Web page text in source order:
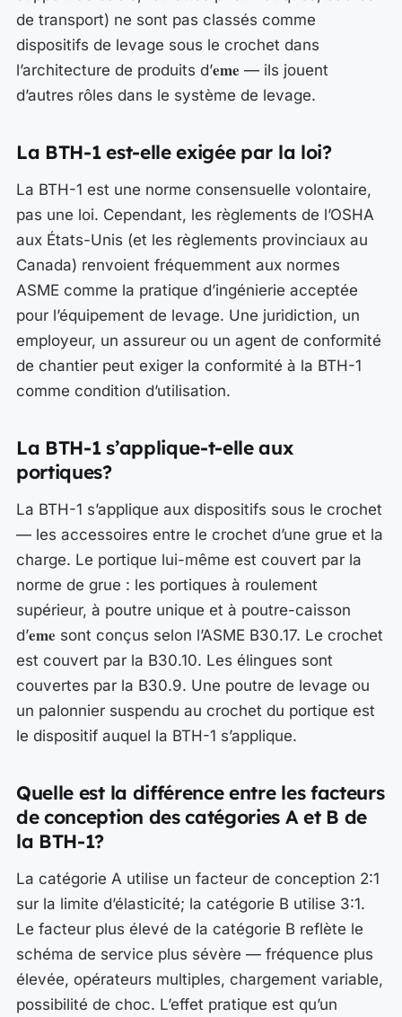
de transport) ne sont pas classés comme
dispositifs de levage sous le crochet dans
l’architecture de produits d’eme — ils jouent
d’autres rôles dans le système de levage.
La BTH-1 est-elle exigée par la loi?
La BTH-1 est une norme consensuelle volontaire,
pas une loi. Cependant, les règlements de l’OSHA
aux États-Unis (et les règlements provinciaux au
Canada) renvoient fréquemment aux normes
ASME comme la pratique d’ingénierie acceptée
pour l’équipement de levage. Une juridiction, un
employeur, un assureur ou un agent de conformité
de chantier peut exiger la conformité à la BTH-1
comme condition d’utilisation.
La BTH-1 s’applique-t-elle aux
portiques?
La BTH-1 s’applique aux dispositifs sous le crochet
— les accessoires entre le crochet d’une grue et la
charge. Le portique lui-même est couvert par la
norme de grue : les portiques à roulement
supérieur, à poutre unique et à poutre-caisson
d’eme sont conçus selon l’ASME B30.17. Le crochet
est couvert par la B30.10. Les élingues sont
couvertes par la B30.9. Une poutre de levage ou
un palonnier suspendu au crochet du portique est
le dispositif auquel la BTH-1 s’applique.
Quelle est la différence entre les facteurs
de conception des catégories A et B de
la BTH-1?
La catégorie A utilise un facteur de conception 2:1
sur la limite d’élasticité; la catégorie B utilise 3:1.
Le facteur plus élevé de la catégorie B reflète le
schéma de service plus sévère — fréquence plus
élevée, opérateurs multiples, chargement variable,
possibilité de choc. L’effet pratique est qu’un